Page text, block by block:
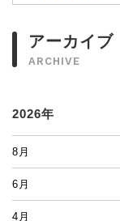
アーカイブ
ARCHIVE
2026年
8月
6月
4月